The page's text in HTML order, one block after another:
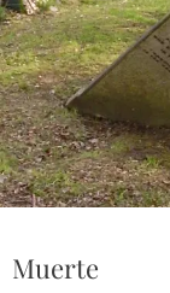
Muerte